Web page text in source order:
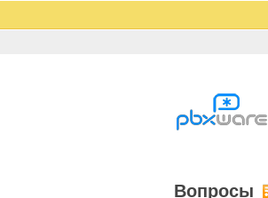
Вопросы